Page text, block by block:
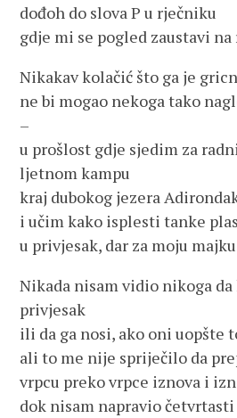
dođoh do slova P u rječniku
gdje mi se pogled zaustavi
Nikakav kolačić što ga je
ne bi mogao nekoga tako
–
u prošlost gdje sjedim za
ljetnom kampu
kraj dubokog jezera
i učim kako isplesti tanke
u privjesak, dar za moju
Nikada nisam vidio nikoga
privjesak
ili da ga nosi, ako oni uopšte
ali to me nije spriječilo da
vrpcu preko vrpce iznova i
dok nisam napravio četvrtasti